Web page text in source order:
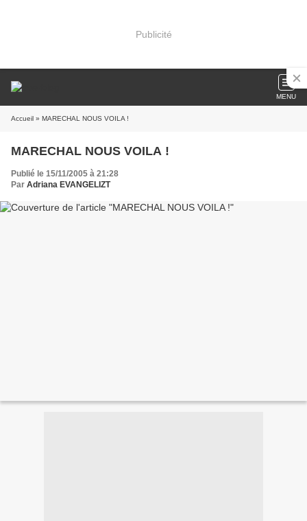
Publicité
MENU
Accueil » MARECHAL NOUS VOILA !
MARECHAL NOUS VOILA !
Publié le 15/11/2005 à 21:28
Par Adriana EVANGELIZT